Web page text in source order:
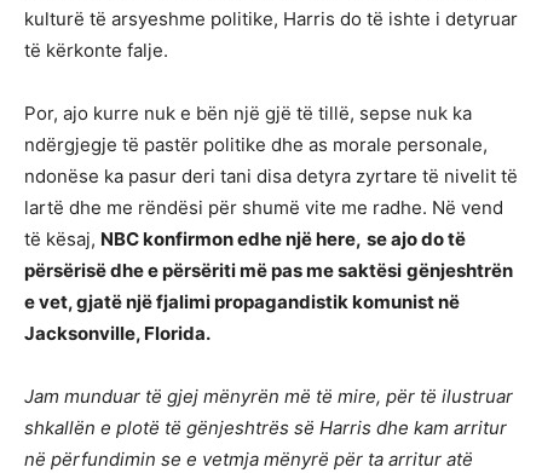
kulturë të arsyeshme politike, Harris do të ishte i detyruar
të kërkonte falje.
Por, ajo kurre nuk e bën një gjë të tillë, sepse nuk ka
ndërgjegje të pastër politike dhe as morale personale,
ndonëse ka pasur deri tani disa detyra zyrtare të nivelit të
lartë dhe me rëndësi për shumë vite me radhe. Në vend
të kësaj, NBC konfirmon edhe një here, se ajo do të
përsërisë dhe e përsëriti më pas me saktësi gënjeshtrën
e vet, gjatë një fjalimi propagandistik komunist në
Jacksonville, Florida.
Jam munduar të gjej mënyrën më të mire, për të ilustruar
shkallën e plotë të gënjeshtrës së Harris dhe kam arritur
në përfundimin se e vetmja mënyrë për ta arritur atë